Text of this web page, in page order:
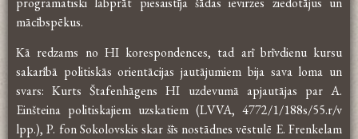
mācībspēkus.
Kā redzams no HI korespondences, tad arī brīvdienu kursu
sakarībā politiskās orientācijas jautājumiem bija sava loma un
svars: Kurts Štafenhāgens HI uzdevumā apjautājas par A.
Einšteina politiskajiem uzskatiem (LVVA, 4772/1/188s/55.r/v
lpp.), P. fon Sokolovskis skar šīs nostādnes vēstulē E. Frenkelam